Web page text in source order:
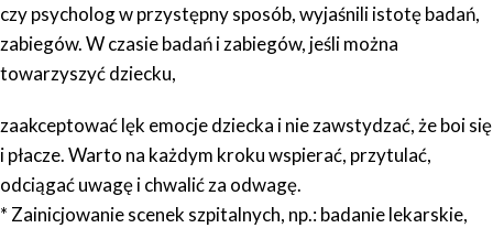
czy psycholog w przystępny sposób, wyjaśnili istotę badań,
zabiegów. W czasie badań i zabiegów, jeśli można
towarzyszyć dziecku,
zaakceptować lęk emocje dziecka i nie zawstydzać, że boi się
i płacze. Warto na każdym kroku wspierać, przytulać,
odciągać uwagę i chwalić za odwagę.
* Zainicjowanie scenek szpitalnych, np.: badanie lekarskie,